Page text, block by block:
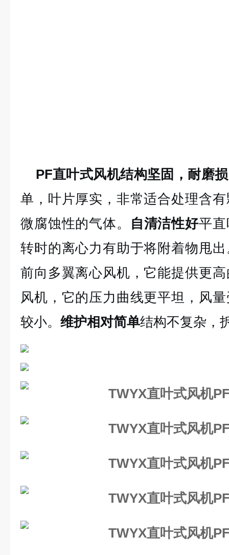
PF直叶式风机结构坚固，耐磨
单，叶片厚实，非常适合处理含
微腐蚀性的气体。
自清洁性好平
转时的离心力有助于将附着物甩
前向多翼离心风机，它能提供更
风机，它的压力曲线更平坦，风
较小。 维护相对简单结构不复杂，